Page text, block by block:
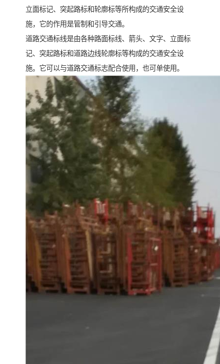
立面标记、突起路标和轮廓标等所构成的交通安全设
施，它的作用是管制和引导交通。
道路交通标线是由各种路面标线、箭头、文字、立面标
记、突起路标和道路边线轮廓标等构成的交通安全设
施。它可以与道路交通标志配合使用，也可单使用。